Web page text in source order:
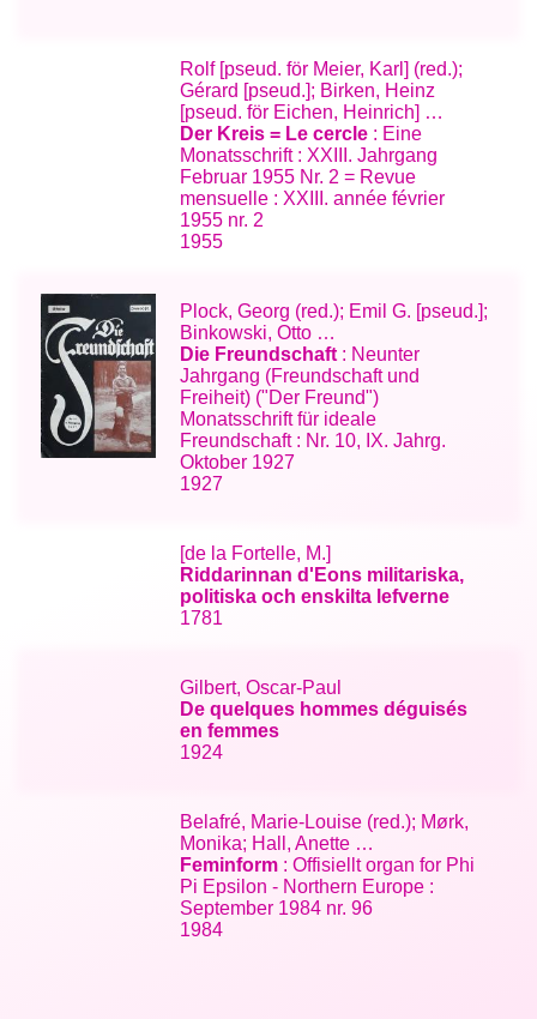
Rolf [pseud. för Meier, Karl] (red.);
Gérard [pseud.]; Birken, Heinz
[pseud. för Eichen, Heinrich] …
Der Kreis = Le cercle : Eine
Monatsschrift : XXIII. Jahrgang
Februar 1955 Nr. 2 = Revue
mensuelle : XXIII. année février
1955 nr. 2
1955
Plock, Georg (red.); Emil G. [pseud.];
Binkowski, Otto …
Die Freundschaft : Neunter
Jahrgang (Freundschaft und
Freiheit) ("Der Freund")
Monatsschrift für ideale
Freundschaft : Nr. 10, IX. Jahrg.
Oktober 1927
1927
[de la Fortelle, M.]
Riddarinnan d'Eons militariska,
politiska och enskilta lefverne
1781
Gilbert, Oscar-Paul
De quelques hommes déguisés
en femmes
1924
Belafré, Marie-Louise (red.); Mørk,
Monika; Hall, Anette …
Feminform : Offisiellt organ for Phi
Pi Epsilon - Northern Europe :
September 1984 nr. 96
1984